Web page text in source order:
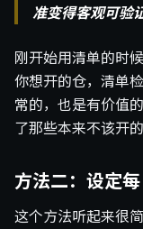
准变得客观可验证
刚开始用清单的时
你想开的仓，清单
常的，也是有价值
了那些本来不该开的
方法二：设定
这个方法听起来很